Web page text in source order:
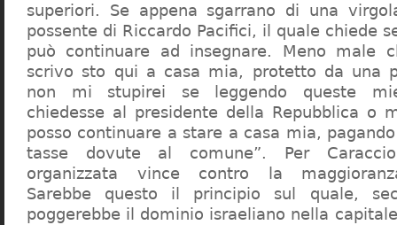
superiori. Se appena sgarrano di una
possente di Riccardo Pacifici, il quale chiede
può continuare ad insegnare. Meno male
scrivo sto qui a casa mia, protetto da una
non mi stupirei se leggendo queste
chiedesse al presidente della Repubblica o
posso continuare a stare a casa mia,
tasse dovute al comune”. Per
organizzata vince contro la
Sarebbe questo il principio sul quale,
poggerebbe il dominio israeliano nella